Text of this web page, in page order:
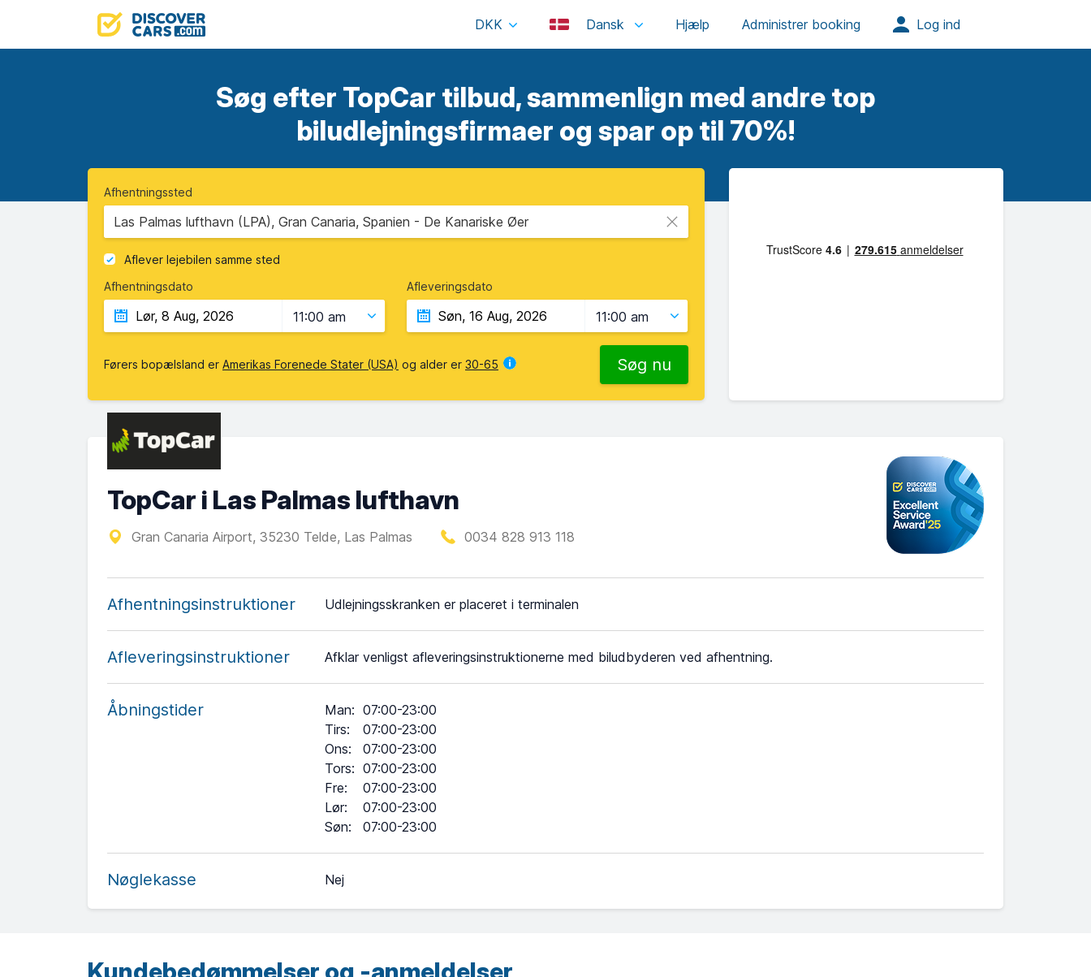
DKK Dansk
Søg efter TopCar tilbud, sammenlign med andre top
biludlejningsfirmaer og spar op til 70%!
Afhentningssted
Las Palmas lufthavn (LPA), Gran Canaria, Spanien - De Kanariske Øer
Aflever lejebilen samme sted
Afhentningsdato
11:00 am
Afleveringsdato
11:00 am
Førers bopælsland er Amerikas Forenede Stater (USA) og alder er 30-65 Søg nu
TopCar i Las Palmas lufthavn
Gran Canaria Airport, 35230 Telde, Las Palmas 0034 828 913 118
Afhentningsinstruktioner Udlejningsskranken er placeret i terminalen
Afleveringsinstruktioner Afklar venligst afleveringsinstruktionerne med biludbyderen ved afhentning.
Åbningstider Man: 07:00-23:00
Tirs:
07:00-23:00
Ons:
07:00-23:00
Tors: 07:00-23:00
Fre:
07:00-23:00
Lør:
07:00-23:00
Søn: 07:00-23:00
Nøglekasse Nej